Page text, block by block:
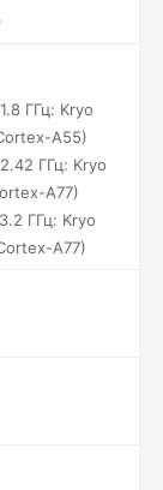
ГГц: Kryo
A55)
ГГц: Kryo
A77)
ГГц: Kryo
A77)